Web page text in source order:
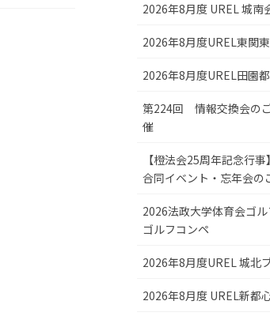
2026年8月度 UREL 城南
2026年8月度UREL東関
2026年8月度UREL田園
第224回 情報交換会の
催
【橙法会25周年記念行
合同イベント・忘年会の
2026法政大学体育会ゴ
ゴルフコンペ
2026年8月度UREL 城北
2026年8月度 UREL新都